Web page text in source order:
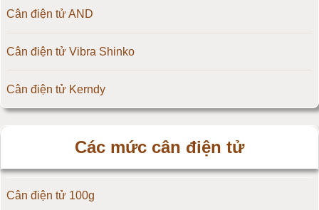
Cân điện tử AND
Cân điện tử Vibra Shinko
Cân điện tử Kerndy
Cân điện tử OCS
Các mức cân điện tử
Cân điện tử 100g